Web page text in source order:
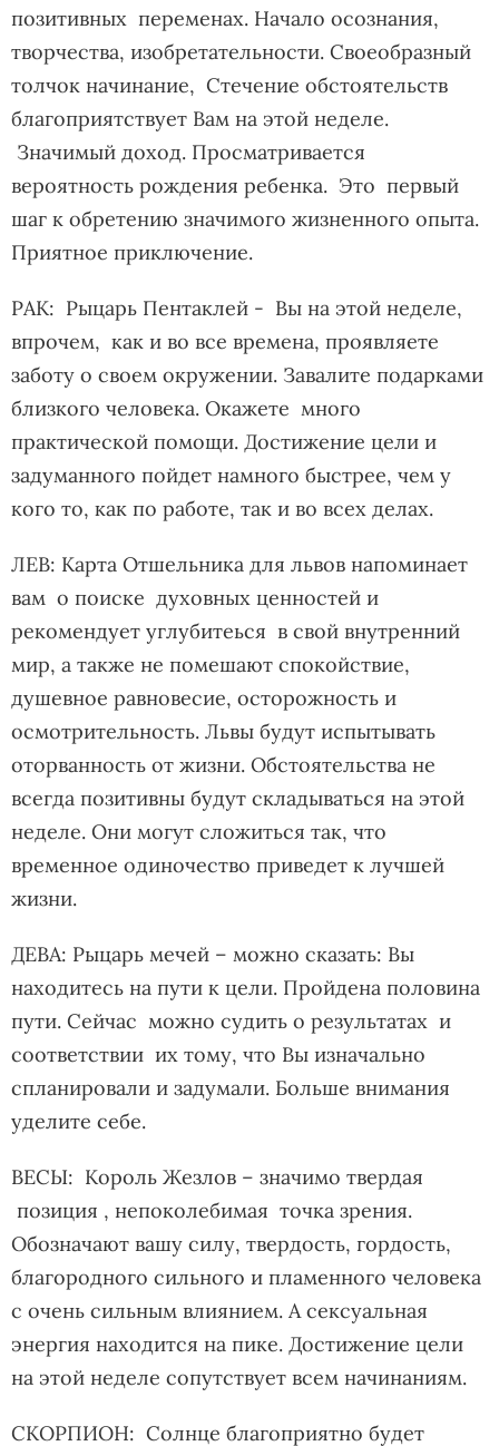
позитивных переменах. Начало осознания,
творчества, изобретательности. Своеобразный
толчок начинание, Стечение обстоятельств
благоприятствует Вам на этой неделе.
Значимый доход. Просматривается
вероятность рождения ребенка. Это первый
шаг к обретению значимого жизненного опыта.
Приятное приключение.
РАК: Рыцарь Пентаклей - Вы на этой неделе,
впрочем, как и во все времена, проявляете
заботу о своем окружении. Завалите подарками
близкого человека. Окажете много
практической помощи. Достижение цели и
задуманного пойдет намного быстрее, чем у
кого то, как по работе, так и во всех делах.
ЛЕВ: Карта Отшельника для львов напоминает
вам о поиске духовных ценностей и
рекомендует углубитеься в свой внутренний
мир, а также не помешают спокойствие,
душевное равновесие, осторожность и
осмотрительность. Львы будут испытывать
оторванность от жизни. Обстоятельства не
всегда позитивны будут складываться на этой
неделе. Они могут сложиться так, что
временное одиночество приведет к лучшей
жизни.
ДЕВА: Рыцарь мечей – можно сказать: Вы
находитесь на пути к цели. Пройдена половина
пути. Сейчас можно судить о результатах и
соответствии их тому, что Вы изначально
спланировали и задумали. Больше внимания
уделите себе.
ВЕСЫ: Король Жезлов – значимо твердая
позиция , непоколебимая точка зрения.
Обозначают вашу силу, твердость, гордость,
благородного сильного и пламенного человека
с очень сильным влиянием. А сексуальная
энергия находится на пике. Достижение цели
на этой неделе сопутствует всем начинаниям.
СКОРПИОН: Солнце благоприятно будет